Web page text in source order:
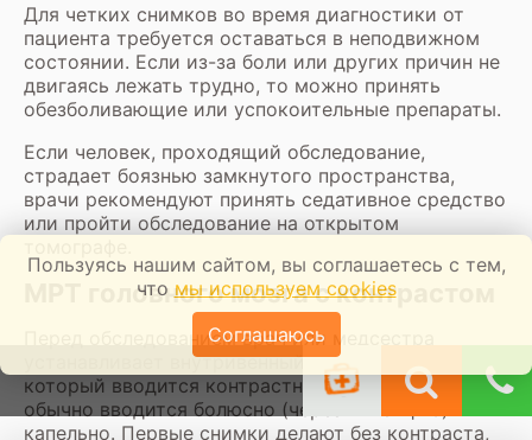
Для четких снимков во время диагностики от
пациента требуется оставаться в неподвижном
состоянии. Если из-за боли или других причин не
двигаясь лежать трудно, то можно принять
обезболивающие или успокоительные препараты.
Если человек, проходящий обследование,
страдает боязнью замкнутого пространства,
врачи рекомендуют принять седативное средство
или пройти обследование на открытом
МРТ головного мозга с контрастом
Перед обследованием врач или медсестра
устанавливает внутривенный катетер, через
который вводится контрастное усиление. Состав
обычно вводится болюсно (через инъекцию) или
капельно. Первые снимки делают без контраста,
Пользуясь нашим сайтом, вы соглашаетесь с тем,
что мы используем cookies
Соглашаюсь